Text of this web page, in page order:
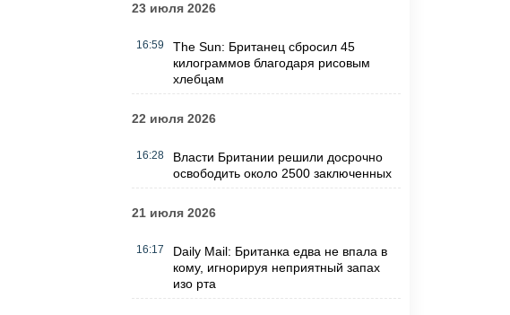
23 июля 2026
16:59
The Sun: Британец сбросил 45
килограммов благодаря рисовым
хлебцам
22 июля 2026
16:28
Власти Британии решили досрочно
освободить около 2500 заключенных
21 июля 2026
16:17
Daily Mail: Британка едва не впала в
кому, игнорируя неприятный запах
изо рта